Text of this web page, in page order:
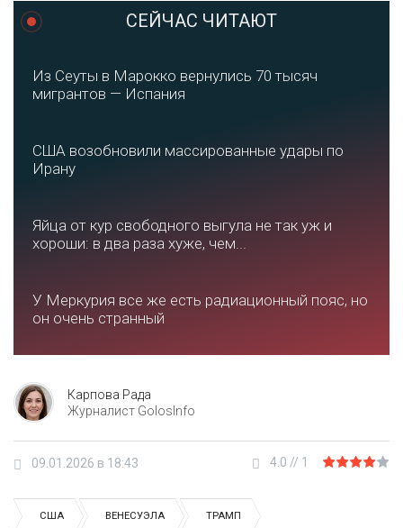
СЕЙЧАС ЧИТАЮТ
Из Сеуты в Марокко вернулись 70 тысяч
мигрантов — Испания
США возобновили массированные удары по
Ирану
Яйца от кур свободного выгула не так уж и
хороши: в два раза хуже, чем...
У Меркурия все же есть радиационный пояс, но
он очень странный
Карпова Рада
Журналист GolosInfo
09.01.2026 в 18:43 4.0 // 1
США ВЕНЕСУЭЛА ТРАМП